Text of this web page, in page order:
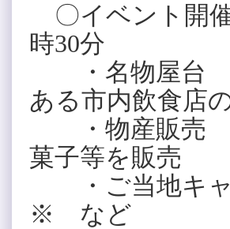
〇イベント開
時30分
・名物屋台
ある市内飲食店
・物産販売
菓子等を販売
・ご当地キャ
※ など